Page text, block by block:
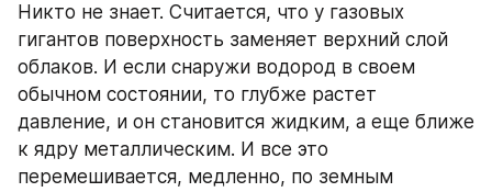
Никто не знает. Считается, что у газовых
гигантов поверхность заменяет верхний слой
облаков. И если снаружи водород в своем
обычном состоянии, то глубже растет
давление, и он становится жидким, а еще ближе
к ядру металлическим. И все это
перемешивается, медленно, по земным